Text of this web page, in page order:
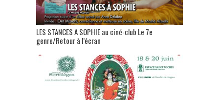
LES STANCES A SOPHIE au ciné-club Le 7e
genre/Retour à l’écran